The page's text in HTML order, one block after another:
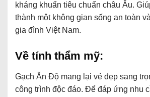
kháng khuẩn tiêu chuẩn châu Âu.
thành một không gian sống an toàn
gia đình Việt Nam.
Về tính thẩm mỹ:
Gạch Ấn Độ mang lại vẻ đẹp sang
công trình độc đáo. Để đáp ứng nhu